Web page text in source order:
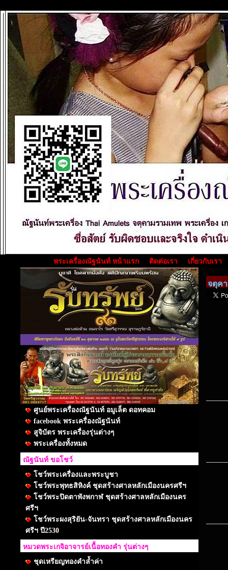
พระเครื่องณัฐนันท์ หน้าแรก ติดต่อเรา เกี่ยวกับเรา
ศูนย์พระเครื่องณัฐนันท์ อมูเล็ต ดอทคอม
facebook พระเครื่องณัฐนันท์
สูจิบัตร พระเครื่องรุ่นต่างๆ
พระเครื่องทั้งหมด
ณัฐนันท์ ขอโชว์
โชว์พระเครื่องและพระบูชา
โชว์พระพุทธสิหิงค์ ชุดสร้างศาลหลักเมืองนครศรีฯ
โชว์พระปิดตาพังพกาฬ ชุดสร้างศาลหลักเมืองนคร
ศรีฯ
โชว์พระผงสุริยัน-จันทรา ชุดสร้างศาลหลักเมืองนคร
ศรีฯ ปี2530
หมวดพระเกจิอาจารย์เนื้อทองคำ รุ่นต่างๆ
ชุดเหรียญทองคำล้ำค่า
จตุค